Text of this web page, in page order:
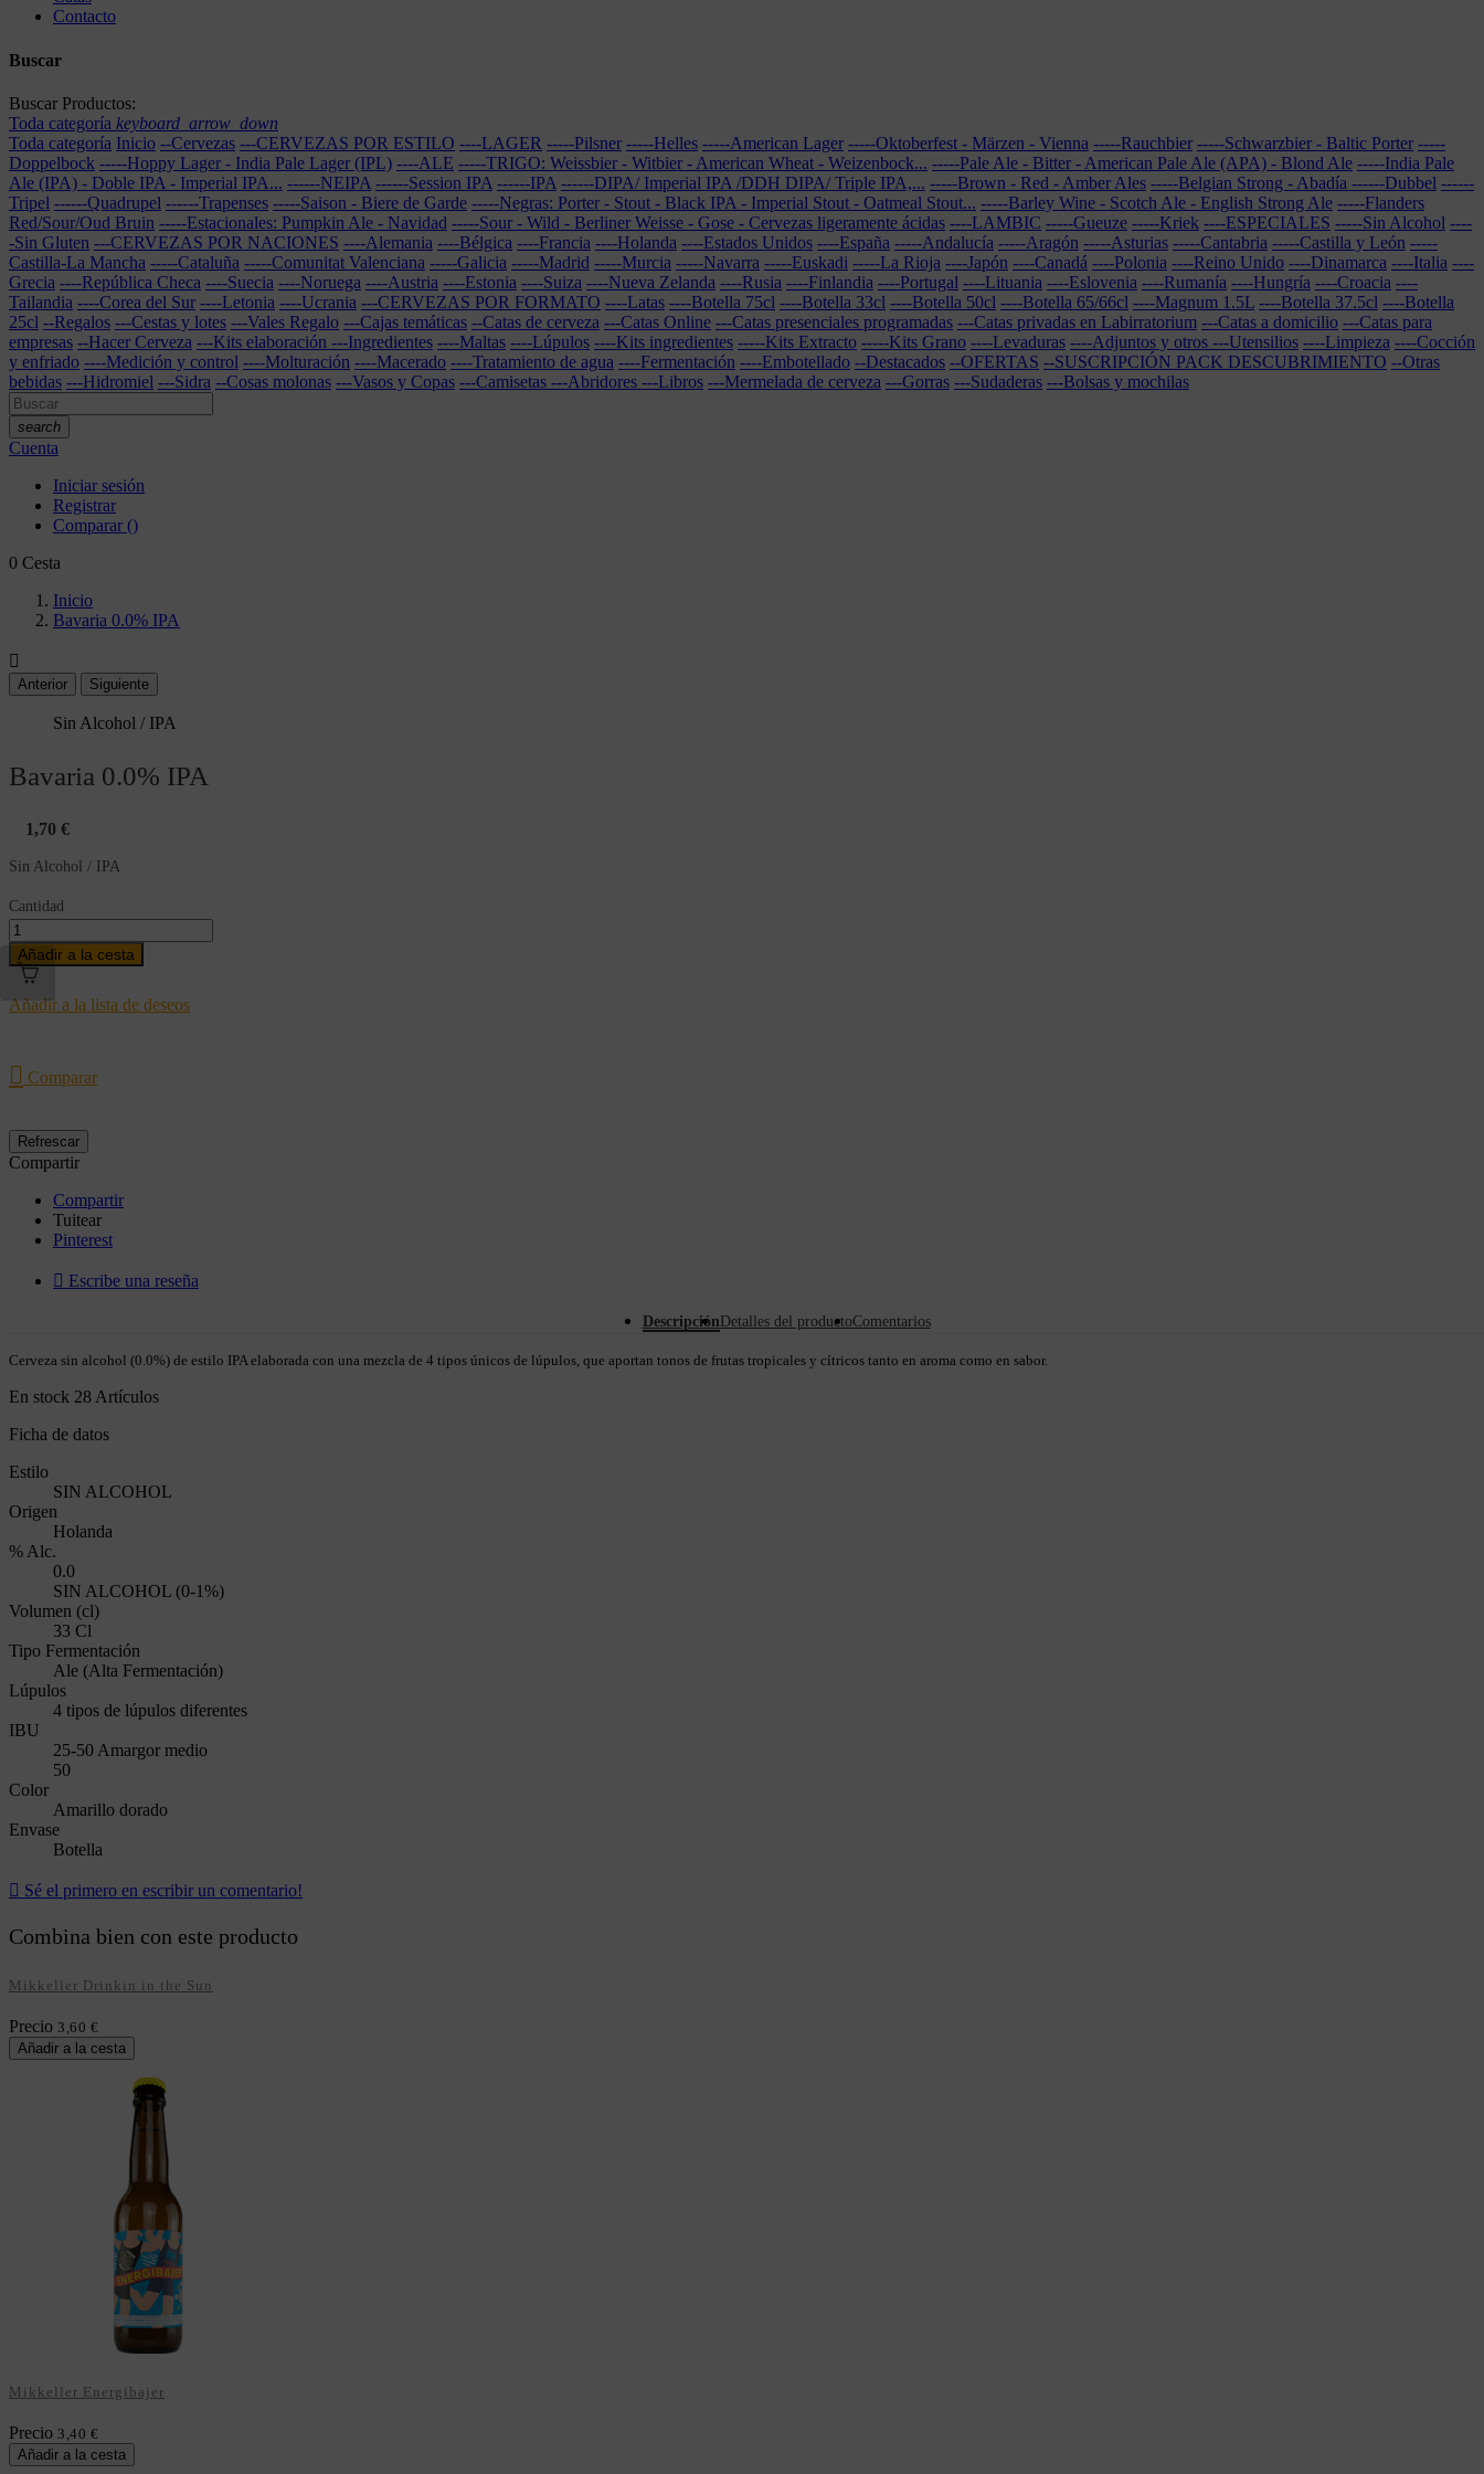
Contacto
Buscar
Buscar Productos:
Toda categoría keyboard_arrow_down
Toda categoría Inicio --Cervezas ---CERVEZAS POR ESTILO ----LAGER -----Pilsner -----Helles -----American Lager -----Oktoberfest - Märzen - Vienna -----Rauchbier -----Schwarzbier - Baltic Porter -----
Doppelbock -----Hoppy Lager - India Pale Lager (IPL) ----ALE -----TRIGO: Weissbier - Witbier - American Wheat - Weizenbock... -----Pale Ale - Bitter - American Pale Ale (APA) - Blond Ale -----India Pale
Ale (IPA) - Doble IPA - Imperial IPA... ------NEIPA ------Session IPA ------IPA ------DIPA/ Imperial IPA /DDH DIPA/ Triple IPA,... -----Brown - Red - Amber Ales -----Belgian Strong - Abadía ------Dubbel ------
Tripel ------Quadrupel ------Trapenses -----Saison - Biere de Garde -----Negras: Porter - Stout - Black IPA - Imperial Stout - Oatmeal Stout... -----Barley Wine - Scotch Ale - English Strong Ale -----Flanders
Red/Sour/Oud Bruin -----Estacionales: Pumpkin Ale - Navidad -----Sour - Wild - Berliner Weisse - Gose - Cervezas ligeramente ácidas ----LAMBIC -----Gueuze -----Kriek ----ESPECIALES -----Sin Alcohol ----
-Sin Gluten ---CERVEZAS POR NACIONES ----Alemania ----Bélgica ----Francia ----Holanda ----Estados Unidos ----España -----Andalucía -----Aragón -----Asturias -----Cantabria -----Castilla y León -----
Castilla-La Mancha -----Cataluña -----Comunitat Valenciana -----Galicia -----Madrid -----Murcia -----Navarra -----Euskadi -----La Rioja ----Japón ----Canadá ----Polonia ----Reino Unido ----Dinamarca ----Italia ----
Grecia ----República Checa ----Suecia ----Noruega ----Austria ----Estonia ----Suiza ----Nueva Zelanda ----Rusia ----Finlandia ----Portugal ----Lituania ----Eslovenia ----Rumanía ----Hungría ----Croacia ----
Tailandia ----Corea del Sur ----Letonia ----Ucrania ---CERVEZAS POR FORMATO ----Latas ----Botella 75cl ----Botella 33cl ----Botella 50cl ----Botella 65/66cl ----Magnum 1.5L ----Botella 37.5cl ----Botella
25cl --Regalos ---Cestas y lotes ---Vales Regalo ---Cajas temáticas --Catas de cerveza ---Catas Online ---Catas presenciales programadas ---Catas privadas en Labirratorium ---Catas a domicilio ---Catas para
empresas --Hacer Cerveza ---Kits elaboración ---Ingredientes ----Maltas ----Lúpulos ----Kits ingredientes -----Kits Extracto -----Kits Grano ----Levaduras ----Adjuntos y otros ---Utensilios ----Limpieza ----Cocción
y enfriado ----Medición y control ----Molturación ----Macerado ----Tratamiento de agua ----Fermentación ----Embotellado --Destacados --OFERTAS --SUSCRIPCIÓN PACK DESCUBRIMIENTO --Otras
bebidas ---Hidromiel ---Sidra --Cosas molonas ---Vasos y Copas ---Camisetas ---Abridores ---Libros ---Mermelada de cerveza ---Gorras ---Sudaderas ---Bolsas y mochilas
search
Cuenta
Iniciar sesión
Registrar
Comparar ()
0 Cesta
Inicio
Bavaria 0.0% IPA

Anterior Siguiente
Sin Alcohol / IPA
Bavaria 0.0% IPA
1,70 €
Sin Alcohol / IPA
Cantidad
Añadir a la cesta
Añadir a la lista de deseos
 Comparar
Compartir
Compartir
Tuitear
Pinterest
 Escribe una reseña
Descripción Detalles del productoComentarios
Cerveza sin alcohol (0.0%) de estilo IPA elaborada con una mezcla de 4 tipos únicos de lúpulos, que aportan tonos de frutas tropicales y cítricos tanto en aroma como en sabor.
En stock 28 Artículos
Ficha de datos
Estilo
SIN ALCOHOL
Origen
Holanda
% Alc.
0.0
SIN ALCOHOL (0-1%)
Volumen (cl)
33 Cl
Tipo Fermentación
Ale (Alta Fermentación)
Lúpulos
4 tipos de lúpulos diferentes
IBU
25-50 Amargor medio
50
Color
Amarillo dorado
Envase
Botella
 Sé el primero en escribir un comentario!
Combina bien con este producto
Mikkeller Drinkin in the Sun
Precio 3,60 €
Añadir a la cesta
Mikkeller Energibajer
Precio 3,40 €
Añadir a la cesta